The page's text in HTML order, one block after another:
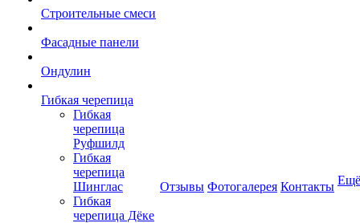
Строительные смеси
Фасадные панели
Ондулин
Гибкая черепица
Гибкая
черепица
Руфшилд
Гибкая
черепица
Шинглас
Гибкая
черепица Дёке
Отзывы Фотогалерея Контакты Ещё